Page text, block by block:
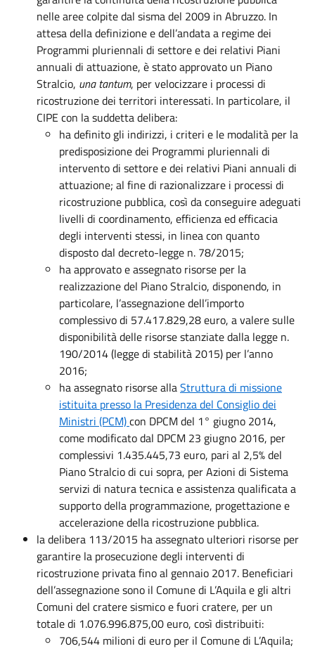
nelle aree colpite dal sisma del 2009 in Abruzzo. In
attesa della definizione e dell’andata a regime dei
Programmi pluriennali di settore e dei relativi Piani
annuali di attuazione, è stato approvato un Piano
Stralcio, una tantum, per velocizzare i processi di
ricostruzione dei territori interessati. In particolare, il
CIPE con la suddetta delibera:
ha definito gli indirizzi, i criteri e le modalità per la
predisposizione dei Programmi pluriennali di
intervento di settore e dei relativi Piani annuali di
attuazione; al fine di razionalizzare i processi di
ricostruzione pubblica, così da conseguire adeguati
livelli di coordinamento, efficienza ed efficacia
degli interventi stessi, in linea con quanto
disposto dal decreto-legge n. 78/2015;
ha approvato e assegnato risorse per la
realizzazione del Piano Stralcio, disponendo, in
particolare, l’assegnazione dell’importo
complessivo di 57.417.829,28 euro, a valere sulle
disponibilità delle risorse stanziate dalla legge n.
190/2014 (legge di stabilità 2015) per l’anno
2016;
ha assegnato risorse allaStruttura di missione
istituita presso la Presidenza del Consiglio dei
Ministri (PCM)con DPCM del 1° giugno 2014,
come modificato dal DPCM 23 giugno 2016, per
complessivi 1.435.445,73 euro, pari al 2,5% del
Piano Stralcio di cui sopra, per Azioni di Sistema
servizi di natura tecnica e assistenza qualificata a
supporto della programmazione, progettazione e
accelerazione della ricostruzione pubblica.
la delibera 113/2015 ha assegnato ulteriori risorse per
garantire la prosecuzione degli interventi di
ricostruzione privata fino al gennaio 2017. Beneficiari
dell’assegnazione sono il Comune di L’Aquila e gli altri
Comuni del cratere sismico e fuori cratere, per un
totale di 1.076.996.875,00 euro, così distribuiti:
706,544 milioni di euro per il Comune di L’Aquila;